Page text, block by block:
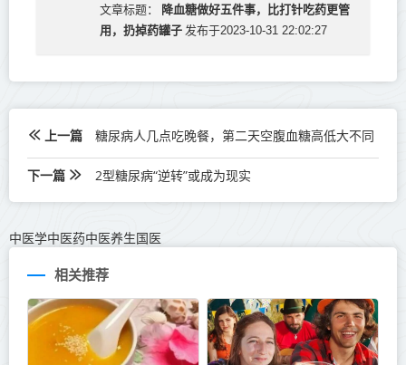
文章标题：
降血糖做好五件事，比打针吃药更管
用，扔掉药罐子 发布于2023-10-31 22:02:27
上一篇 糖尿病人几点吃晚餐，第二天空腹血糖高低大不同
下一篇 2型糖尿病“逆转”或成为现实
中医学中医药中医养生国医
相关推荐